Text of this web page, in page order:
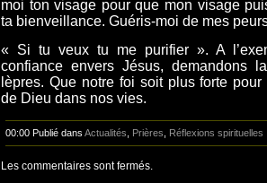
moi ton visage pour que mon visage
ta bienveillance. Guéris-moi de mes
« Si tu veux tu me purifier ». A
confiance envers Jésus, demandons
lèpres. Que notre foi soit plus forte
de Dieu dans nos vies.
00:00 Publié dans Actualités, Prières, Réflexions spirituelles
Les commentaires sont fermés.